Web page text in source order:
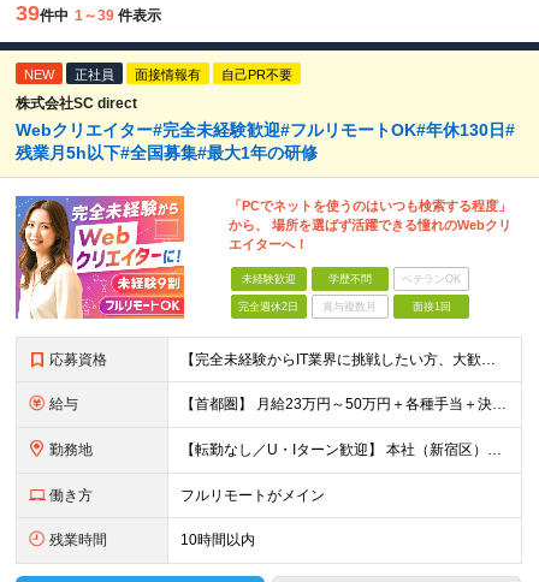
／映像・音響・イベント関連／その他クリエイティブ関連／中
国・四国
39件中 1～39 件表示
NEW 正社員 面接情報有 自己PR不要
株式会社SC direct
Webクリエイター#完全未経験歓迎#フルリモートOK#年休130日#
残業月5h以下#全国募集#最大1年の研修
「PCでネットを使うのはいつも検索する程度」
から、 場所を選ばず活躍できる憧れのWebクリ
エイターへ！
未経験歓迎 学歴不問 ベテランOK
完全週休2日 賞与複数月 面接1回
応募資格 【完全未経験からIT業界に挑戦したい方、大歓迎！】 ●応募年齢制限：34歳まで（若年層の長期キャリア形成を図るため） ★学歴不問・転職回数不問 ★第二新卒・社会人デビューOK 【こんな方を求めていま
給与 【首都圏】 月給23万円～50万円＋各種手当＋決算賞与 【大阪】 月給22万円～50万円＋各種手当＋決算賞与 【愛知】 月給21.5万円～50万円＋各種手当＋決算賞与 【福岡・宮城】 月給20万
勤務地 【転勤なし／U・Iターン歓迎】 本社（新宿区）、大阪支店、名古屋支店または東京都・神奈川県・千葉県・埼玉県・愛知県・大阪府・福岡県をはじめ、全国のプロジェクト先 ※ご希望を最大限考慮して配属先を決定
働き方 フルリモートがメイン
残業時間 10時間以内